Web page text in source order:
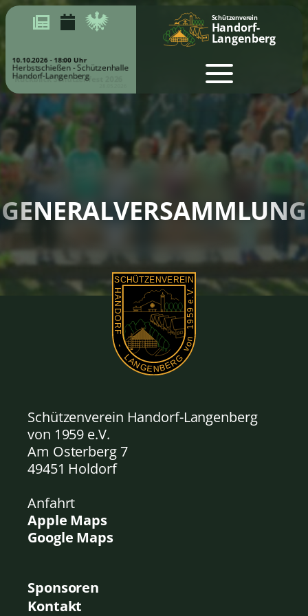
Schützenverein
Handorf-
Langenberg
Rückblick Schützenfest 2026
Herbstschießen - Schützenhalle
Handorf-Langenberg
GENERALVERSAMMLUNG
Schützenverein Handorf-Langenberg
von 1959 e.V.
Am Osterberg 7
49451 Holdorf
Anfahrt
Apple Maps
Google Maps
Sponsoren
Kontakt